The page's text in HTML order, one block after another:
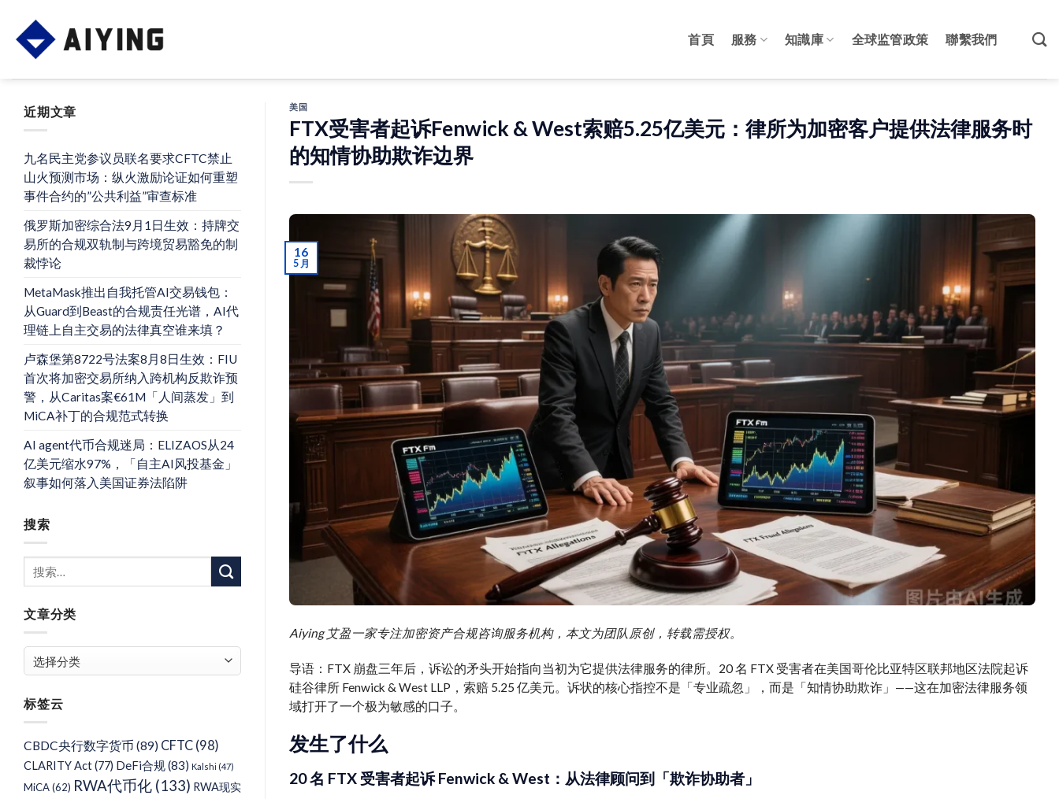
content
首頁 服務 知識庫 全球监管政策 聯繫我們
近期文章
九名民主党参议员联名要求CFTC禁止
山火预测市场：纵火激励论证如何重塑
事件合约的”公共利益”审查标准
俄罗斯加密综合法9月1日生效：持牌交
易所的合规双轨制与跨境贸易豁免的制
裁悖论
MetaMask推出自我托管AI交易钱包：
从Guard到Beast的合规责任光谱，AI代
理链上自主交易的法律真空谁来填？
卢森堡第8722号法案8月8日生效：FIU
首次将加密交易所纳入跨机构反欺诈预
警，从Caritas案€61M「人间蒸发」到
MiCA补丁的合规范式转换
AI agent代币合规迷局：ELIZAOS从24
亿美元缩水97%，「自主AI风投基金」
叙事如何落入美国证券法陷阱
搜索
文章分类
章
类
标签云
CBDC央行数字货币 (89) CFTC (98)
CLARITY Act(77) DeFi合规(83) Kalshi (47)
MiCA(62) RWA代币化 (133) RWA现实
美国
FTX受害者起诉Fenwick & West索赔5.25亿美元：律所为加密客户提供法律服务时
的知情协助欺诈边界
16
5 月
Aiying 艾盈一家专注加密资产合规咨询服务机构，本文为团队原创，转载需授权。
导语：FTX 崩盘三年后，诉讼的矛头开始指向当初为它提供法律服务的律所。20 名 FTX 受害者在美国哥伦比亚特区联邦地区法院起诉
硅谷律所 Fenwick & West LLP，索赔 5.25 亿美元。诉状的核心指控不是「专业疏忽」，而是「知情协助欺诈」——这在加密法律服务领
域打开了一个极为敏感的口子。
发生了什么
20 名 FTX 受害者起诉 Fenwick & West：从法律顾问到「欺诈协助者」